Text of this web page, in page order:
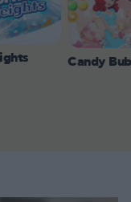
Candy